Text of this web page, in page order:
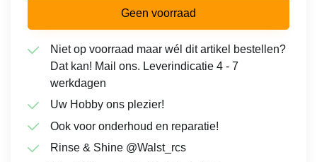
Geen voorraad
Niet op voorraad maar wél dit artikel bestellen?
Dat kan! Mail ons. Leverindicatie 4 - 7
werkdagen
Uw Hobby ons plezier!
Ook voor onderhoud en reparatie!
Rinse & Shine @Walst_rcs